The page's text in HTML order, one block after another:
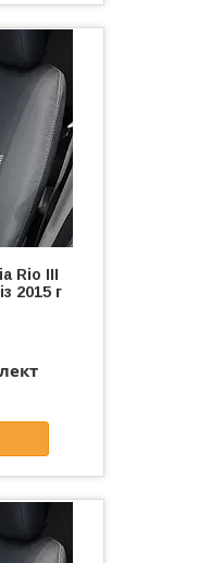
Rio III
2015 г